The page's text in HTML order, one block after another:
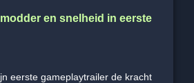
en snelheid in eerste
eerste gameplaytrailer de kracht